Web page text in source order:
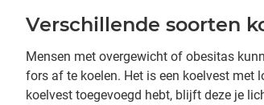
Verschillende soorten
Mensen met overgewicht of obesitas
fors af te koelen. Het is een koelvest met
koelvest toegevoegd hebt, blijft deze je